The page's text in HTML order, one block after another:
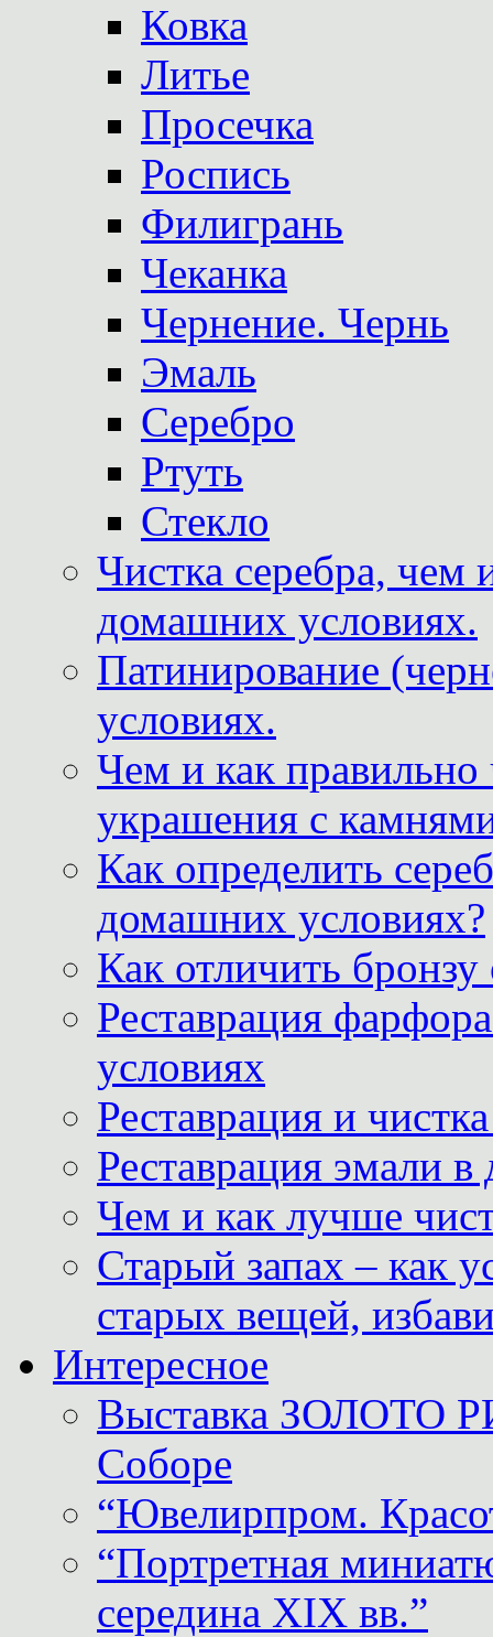
Ковка
Литье
Просечка
Роспись
Филигрань
Чеканка
Чернение. Чернь
Эмаль
Серебро
Ртуть
Стекло
Чистка серебра, чем
домашних условиях.
Патинирование
условиях.
Чем и как
украшения с
Как определить
домашних условиях?
Как отличить
Реставрация
условиях
Реставрация и
Реставрация эмали
Чем и как лучше
Старый запах – как
старых вещей,
Интересное
Выставка ЗОЛОТО
Соборе
“Ювелирпром.
“Портретная
середина XIX вв.”